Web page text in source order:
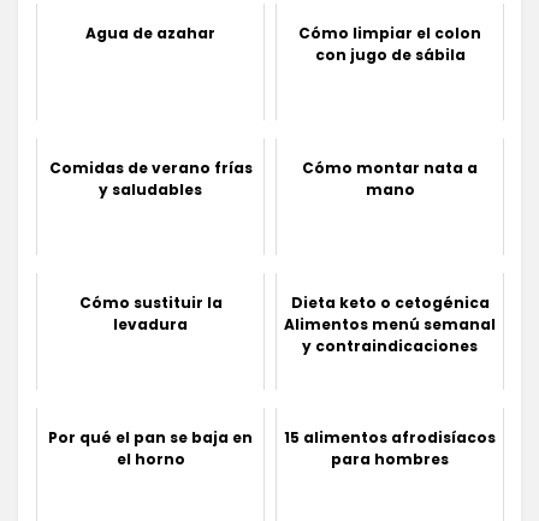
Agua de azahar
Cómo limpiar el colon
con jugo de sábila
Comidas de verano frías
y saludables
Cómo montar nata a
mano
Cómo sustituir la
levadura
Dieta keto o cetogénica
Alimentos menú semanal
y contraindicaciones
Por qué el pan se baja en
el horno
15 alimentos afrodisíacos
para hombres